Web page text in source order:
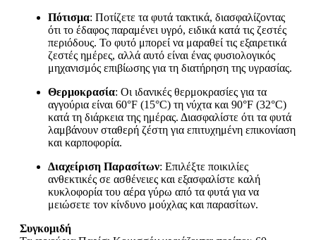
Πότισμα: Ποτίζετε τα φυτά τακτικά, διασφαλίζοντας
ότι το έδαφος παραμένει υγρό, ειδικά κατά τις ζεστές
περιόδους. Το φυτό μπορεί να μαραθεί τις εξαιρετικά
ζεστές ημέρες, αλλά αυτό είναι ένας φυσιολογικός
μηχανισμός επιβίωσης για τη διατήρηση της υγρασίας.
Θερμοκρασία: Οι ιδανικές θερμοκρασίες για τα
αγγούρια είναι 60°F (15°C) τη νύχτα και 90°F (32°C)
κατά τη διάρκεια της ημέρας. Διασφαλίστε ότι τα φυτά
λαμβάνουν σταθερή ζέστη για επιτυχημένη επικονίαση
και καρποφορία.
Διαχείριση Παρασίτων: Επιλέξτε ποικιλίες
ανθεκτικές σε ασθένειες και εξασφαλίστε καλή
κυκλοφορία του αέρα γύρω από τα φυτά για να
μειώσετε τον κίνδυνο μούχλας και παρασίτων.
Συγκομιδή